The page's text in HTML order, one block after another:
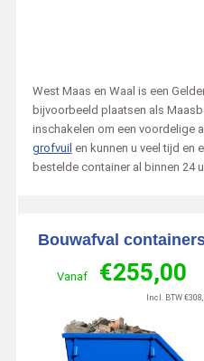
West Maas en Waal is een
bijvoorbeeld plaatsen als
inschakelen om een voordelige
grofvuil en kunnen u veel tijd en
bestelde container al binnen 24
Bouwafval
Vanaf €255,00
Incl. BTW€
2026-06-15
geregeld
Annemarie
Utrecht
Echt een
prettig en
de chauffeurs
Lees meer »